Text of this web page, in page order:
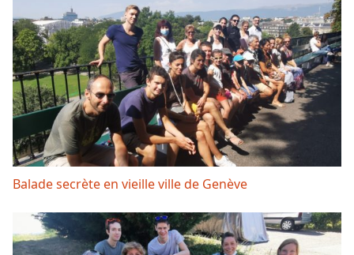
Balade secrète en vieille ville de Genève